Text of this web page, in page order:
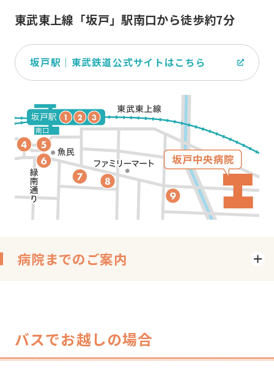
東武東上線「坂戸」駅南口から徒歩約7分
坂戸駅｜東武鉄道公式サイトはこちら
病院までのご案内
バスでお越しの場合